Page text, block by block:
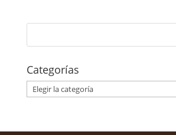
Categorías
Categorías